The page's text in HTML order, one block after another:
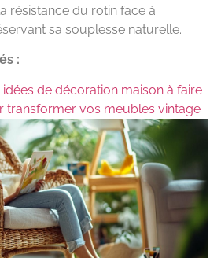
résistance du rotin face à
sa souplesse naturelle.
:
de décoration maison à faire
transformer vos meubles vintage